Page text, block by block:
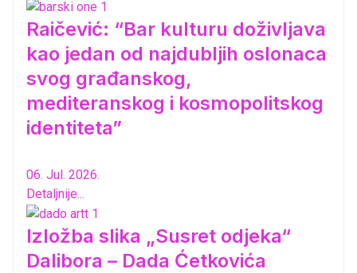
Raičević: “Bar kulturu doživljava
kao jedan od najdubljih oslonaca
svog građanskog,
mediteranskog i kosmopolitskog
identiteta”
06. Jul. 2026.
Detaljnije...
Izložba slika „Susret odjeka“
Dalibora – Dada Ćetkovića